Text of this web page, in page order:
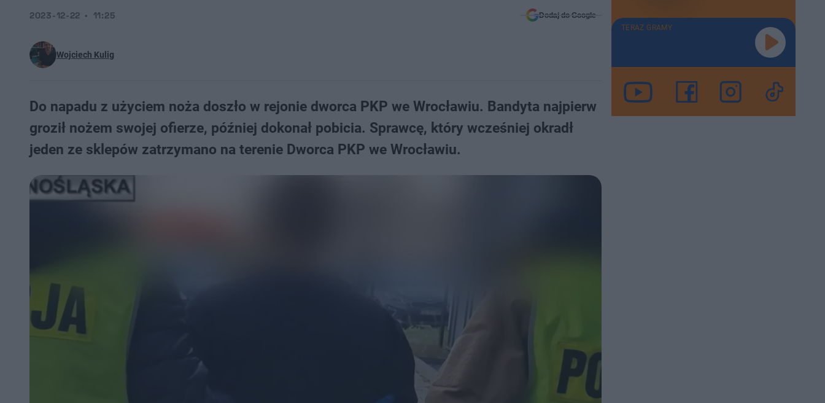
Wojciech Kulig
2023-12-22 11:25 Dodaj do Google
Do napadu z użyciem noża doszło w rejonie dworca PKP we Wrocławiu. Bandyta najpierw
groził nożem swojej ofierze, później dokonał pobicia. Sprawcę, który wcześniej okradł
jeden ze sklepów zatrzymano na terenie Dworca PKP we Wrocławiu.
TERAZ GRAMY